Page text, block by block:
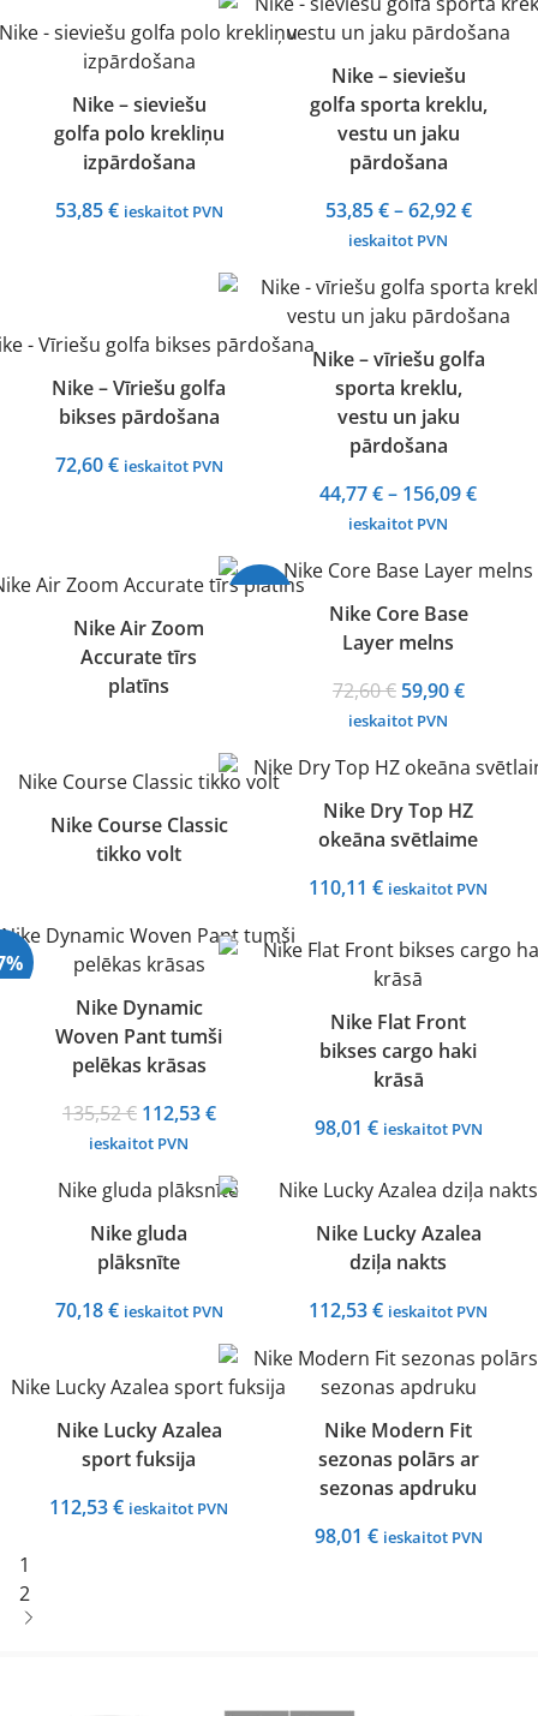
72,60 €
Nike – sieviešu
golfa polo krekliņu
izpārdošana
53,85€ ieskaitot PVN
Nike – sieviešu
golfa sporta kreklu,
vestu un jaku
pārdošana
53,85€–62,92€Price
62,92 €
ieskaitot PVN
Nike – Vīriešu golfa
bikses pārdošana
72,60€ ieskaitot PVN
Nike – vīriešu golfa
sporta kreklu,
vestu un jaku
pārdošana
44,77€ – 156,09€Price
ieskaitot PVN
Nike Air Zoom
Accurate tīrs
platīns
-18%
Nike Core Base
Layer melns
72,60€ Original
price
72,60 €.
59,90€Current
59,90 €.
ieskaitot PVN
Nike Course Classic
tikko volt
Nike Dry Top HZ
okeāna svētlaime
110,11€ ieskaitot PVN
Nike Dynamic
Woven Pant tumši
pelēkas krāsas
135,52€ Original
price
135,52 €.
112,53€Current
is:
112,53 €.
ieskaitot PVN
Nike Flat Front
bikses cargo haki
krāsā
98,01 € ieskaitot PVN
Nike gluda
plāksnīte
70,18€ ieskaitot PVN
Nike Lucky Azalea
dziļa nakts
112,53€ ieskaitot PVN
Nike Lucky Azalea
sport fuksija
112,53€ ieskaitot PVN
Nike Modern Fit
sezonas polārs ar
sezonas apdruku
98,01 € ieskaitot PVN
1
2